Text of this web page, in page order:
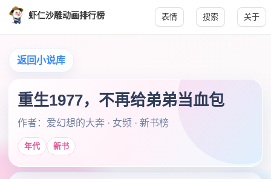
虾仁沙雕动画排行榜 表情 搜索 关于
返回小说库
重生1977，不再给弟弟当血包
作者：爱幻想的大奔 · 女频 · 新书榜
年代 新书